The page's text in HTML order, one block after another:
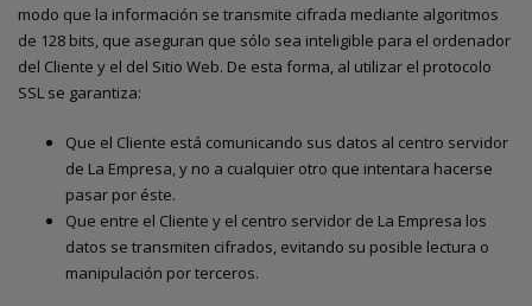
modo que la información se transmite cifrada mediante algoritmos
de 128 bits, que aseguran que sólo sea inteligible para el ordenador
del Cliente y el del Sitio Web. De esta forma, al utilizar el protocolo
SSL se garantiza:
Que el Cliente está comunicando sus datos al centro servidor
de La Empresa, y no a cualquier otro que intentara hacerse
pasar por éste.
Que entre el Cliente y el centro servidor de La Empresa los
datos se transmiten cifrados, evitando su posible lectura o
manipulación por terceros.